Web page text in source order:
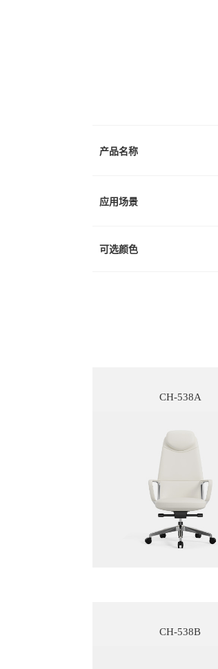
产品名称
应用场景
可选颜色
CH-538A
CH-538B